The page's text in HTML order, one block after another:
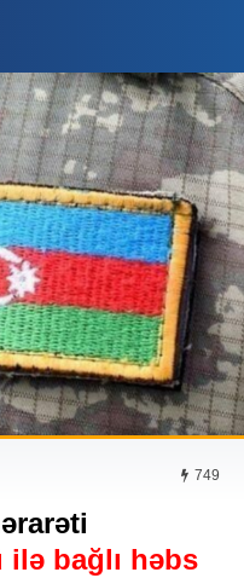
749
ilə bağlı həbs